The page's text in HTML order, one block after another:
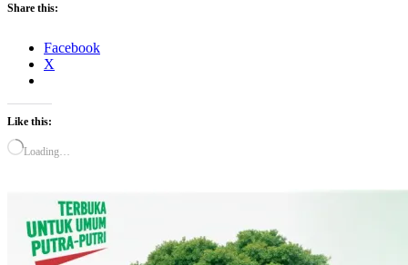
Share this:
Facebook
X
Like this:
Loading…